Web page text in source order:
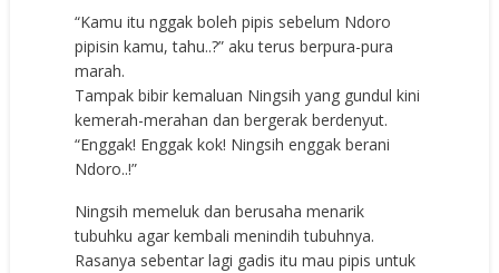
“Kamu itu nggak boleh pipis sebelum Ndoro
pipisin kamu, tahu..?” aku terus berpura-pura
marah.
Tampak bibir kemaluan Ningsih yang gundul kini
kemerah-merahan dan bergerak berdenyut.
“Enggak! Enggak kok! Ningsih enggak berani
Ndoro..!”
Ningsih memeluk dan berusaha menarik
tubuhku agar kembali menindih tubuhnya.
Rasanya sebentar lagi gadis itu mau pipis untuk